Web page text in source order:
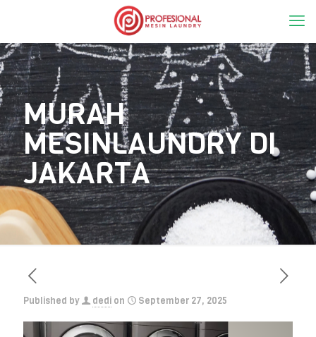
MURAH
MESINLAUNDRY DI
JAKARTA
Published by dedi on September 27, 2025